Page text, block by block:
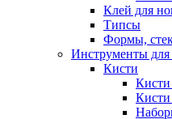
Клей для
Типсы
Формы,
Инструменты
Кисти
Кисти
Кисти